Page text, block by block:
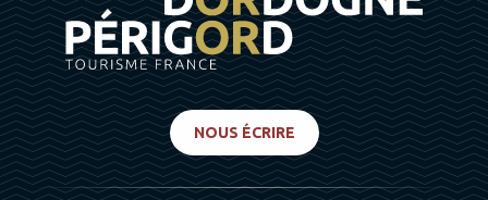
NOUS ÉCRIRE